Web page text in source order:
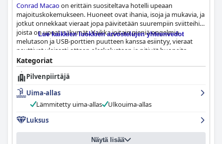
Conrad Macaoon erittäin suositeltava hotelli upeaan
majoituskokemukseen. Huoneet ovat ihania, isoja ja mukavia, ja
jotkut onnekkaat vieraat jopa päivitetään suurempiin sviitteihin,
joista on upeat näkymät. Vaikka joitain pieniä ongelmia
melutason ja USB-porttien puutteen kanssa esiintyy, vieraat
nauttivat yleisesti ottaen oleskelustaan ja pitivät huoneita
erittäin mukavina. Henkilökuntaa kuvaillaan jatkuvasti
ystävälliseksi, avuliaaksi ja ammattitaitoiseksi, ja poikkeuksellista
palvelua tarjoavat muun muassa Fiona, Leo, Dayo, Patrick ja
Jenny. Hotellissa on poikkeukselliset tilat ja palvelut, ja lämmin ja
kodinomainen ilmapiiri saa vieraat tuntemaan olonsa
kotoisaksi. Monet vieraat ovat yöpyneet useita kertoja ja pitävät
Conrad Macao
majoituskokemukseen.
Lue kaikkien luokkien arvostelujen yhteenvedot
Kategoriat
Pilvenpiirtäjä
Uima-allas
Lämmitetty uima-allas
Ulkouima-allas
Luksus
Näytä lisää